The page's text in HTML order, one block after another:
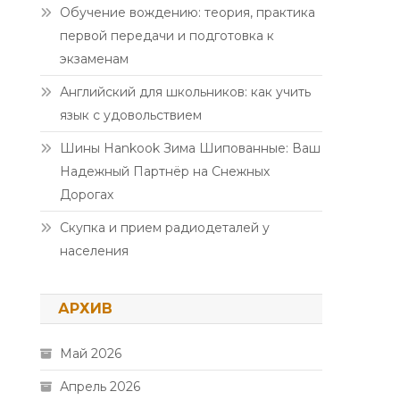
Обучение вождению: теория, практика
первой передачи и подготовка к
экзаменам
Английский для школьников: как учить
язык с удовольствием
Шины Hankook Зима Шипованные: Ваш
Надежный Партнёр на Снежных
Дорогах
Скупка и прием радиодеталей у
населения
АРХИВ
Май 2026
Апрель 2026